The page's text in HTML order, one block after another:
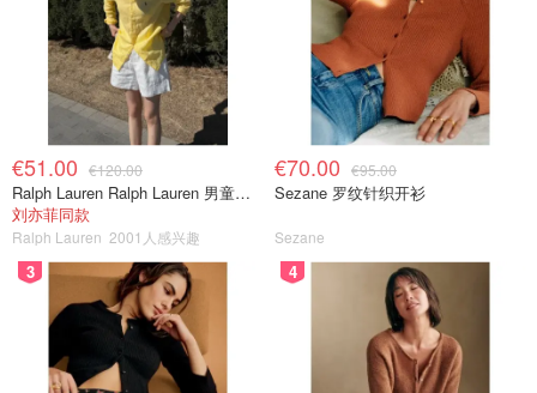
€51.00 €120.00
Ralph Lauren Ralph Lauren 男童亚麻衬衫
刘亦菲同款
Ralph Lauren 2001人感兴趣
€70.00 €95.00
Sezane 罗纹针织开衫
Sezane
3 4